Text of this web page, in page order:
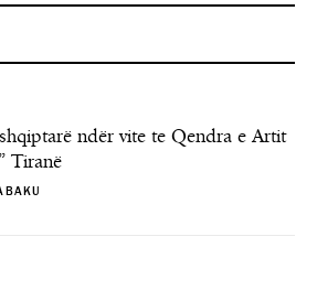
ndër vite te Qendra e Artit
Tiranë